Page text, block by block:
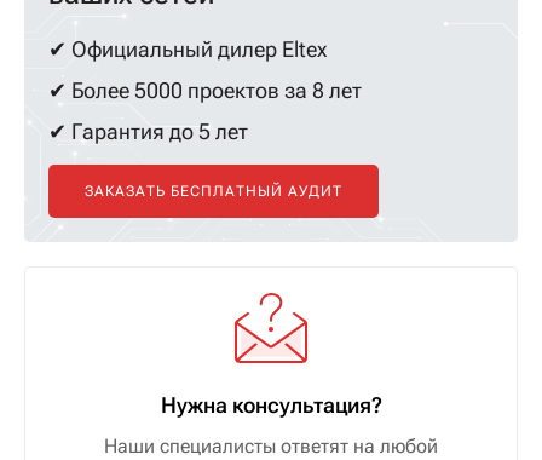
✔ Официальный дилер Eltex
✔ Более 5000 проектов за 8 лет
✔ Гарантия до 5 лет
ЗАКАЗАТЬ БЕСПЛАТНЫЙ АУДИТ
Нужна консультация?
Наши специалисты ответят на любой